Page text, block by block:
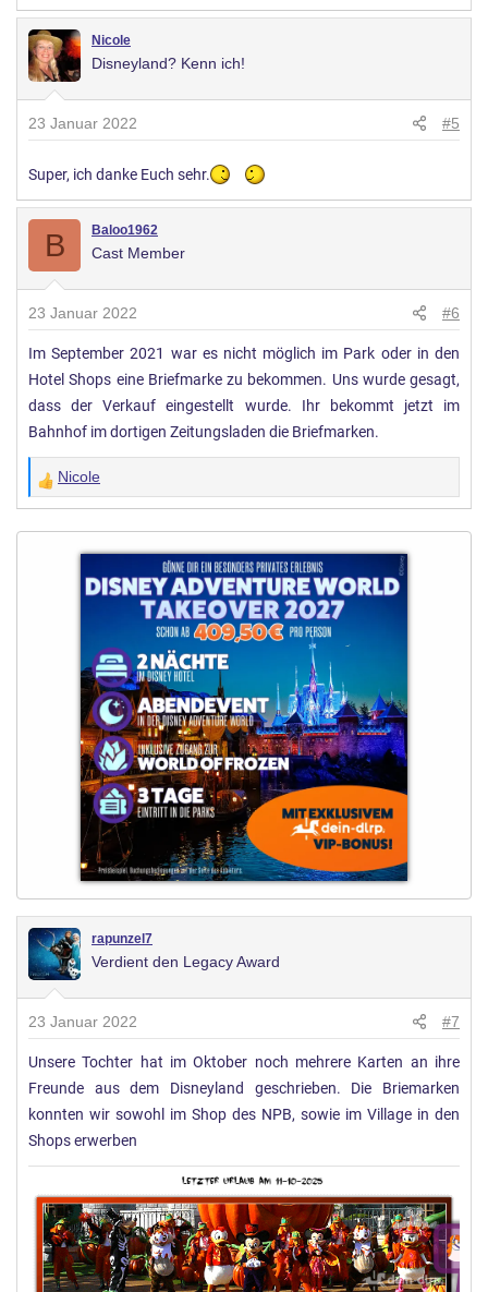
e
r
t
n
g
:
Nicole
Disneyland? Kenn ich!
23 Januar 2022 #5
Super, ich danke Euch sehr.
B Baloo1962
Cast Member
23 Januar 2022 #6
Im September 2021 war es nicht möglich im Park oder in den
Hotel Shops eine Briefmarke zu bekommen. Uns wurde gesagt,
dass der Verkauf eingestellt wurde. Ihr bekommt jetzt im
Bahnhof im dortigen Zeitungsladen die Briefmarken.
W
e
r
Nicole
rapunzel7
Verdient den Legacy Award
23 Januar 2022 #7
Unsere Tochter hat im Oktober noch mehrere Karten an ihre
Freunde aus dem Disneyland geschrieben. Die Briemarken
konnten wir sowohl im Shop des NPB, sowie im Village in den
Shops erwerben